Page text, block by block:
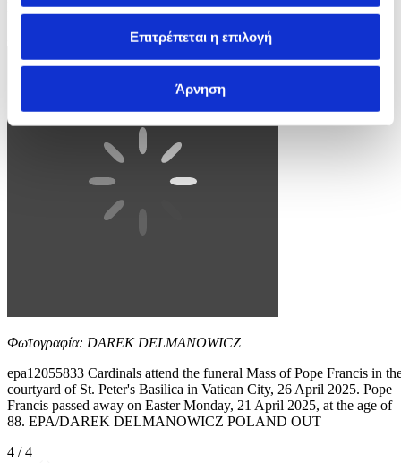
Επιτρέπεται η επιλογή
Άρνηση
EPA/ETTORE FERRARI
Φωτογραφία: DAREK DELMANOWICZ
epa12055833 Cardinals attend the funeral Mass of Pope Francis in
courtyard of St. Peter's Basilica in Vatican City, 26 April 2025. Pope
Francis passed away on Easter Monday, 21 April 2025, at the age of
88. EPA/DAREK DELMANOWICZ POLAND OUT
4 / 4